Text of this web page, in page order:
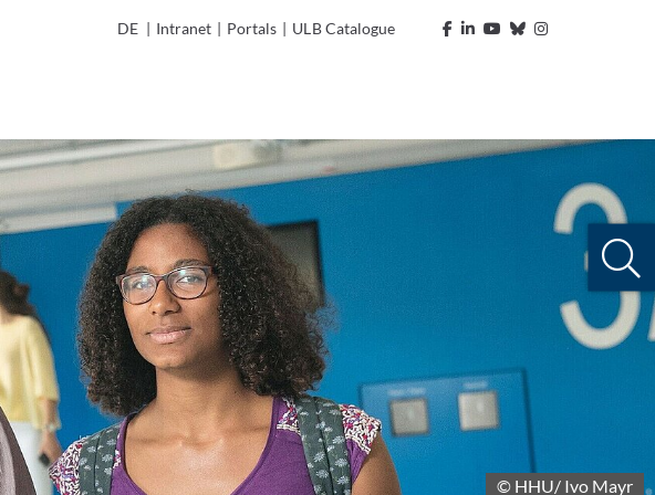
DE | Intranet | Portals | ULB Catalogue
© HHU/ Ivo Mayr